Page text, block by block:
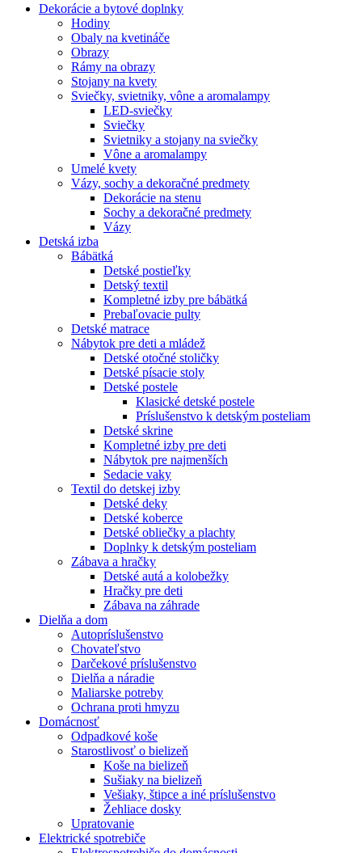
Dekorácie a bytové doplnky
Hodiny
Obaly na kvetináče
Obrazy
Rámy na obrazy
Stojany na kvety
Sviečky, svietniky, vône a aromalampy
LED-sviečky
Sviečky
Svietniky a stojany na sviečky
Vône a aromalampy
Umelé kvety
Vázy, sochy a dekoračné predmety
Dekorácie na stenu
Sochy a dekoračné predmety
Vázy
Detská izba
Bábätká
Detské postieľky
Detský textil
Kompletné izby pre bábätká
Prebaľovacie pulty
Detské matrace
Nábytok pre deti a mládež
Detské otočné stoličky
Detské písacie stoly
Detské postele
Klasické detské postele
Príslušenstvo k detským posteliam
Detské skrine
Kompletné izby pre deti
Nábytok pre najmenších
Sedacie vaky
Textil do detskej izby
Detské deky
Detské koberce
Detské obliečky a plachty
Doplnky k detským posteliam
Zábava a hračky
Detské autá a kolobežky
Hračky pre deti
Zábava na záhrade
Dielňa a dom
Autopríslušenstvo
Chovateľstvo
Darčekové príslušenstvo
Dielňa a náradie
Maliarske potreby
Ochrana proti hmyzu
Domácnosť
Odpadkové koše
Starostlivosť o bielizeň
Koše na bielizeň
Sušiaky na bielizeň
Vešiaky, štipce a iné príslušenstvo
Žehliace dosky
Upratovanie
Elektrické spotrebiče